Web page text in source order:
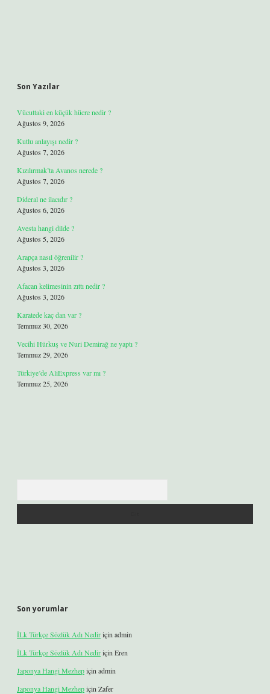
Son Yazılar
Vücuttaki en küçük hücre nedir ?
Ağustos 9, 2026
Kutlu anlayışı nedir ?
Ağustos 7, 2026
Kızılırmak’ta Avanos nerede ?
Ağustos 7, 2026
Dideral ne ilacıdır ?
Ağustos 6, 2026
Avesta hangi dilde ?
Ağustos 5, 2026
Arapça nasıl öğrenilir ?
Ağustos 3, 2026
Afacan kelimesinin zıttı nedir ?
Ağustos 3, 2026
Karatede kaç dan var ?
Temmuz 30, 2026
Vecihi Hürkuş ve Nuri Demirağ ne yaptı ?
Temmuz 29, 2026
Türkiye’de AliExpress var mı ?
Temmuz 25, 2026
Son yorumlar
İLk Türkçe Sözlük Adı Nediriçin admin
İLk Türkçe Sözlük Adı Nediriçin Eren
Japonya Hangi Mezhepiçin admin
Japonya Hangi Mezhepiçin Zafer